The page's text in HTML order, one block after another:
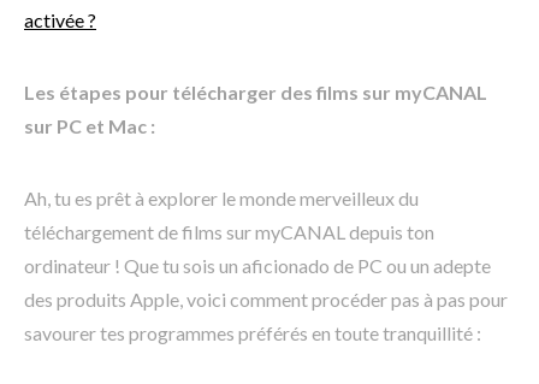
activée ?
Les étapes pour télécharger des films sur myCANAL
sur PC et Mac :
Ah, tu es prêt à explorer le monde merveilleux du
téléchargement de films sur myCANAL depuis ton
ordinateur ! Que tu sois un aficionado de PC ou un adepte
des produits Apple, voici comment procéder pas à pas pour
savourer tes programmes préférés en toute tranquillité :